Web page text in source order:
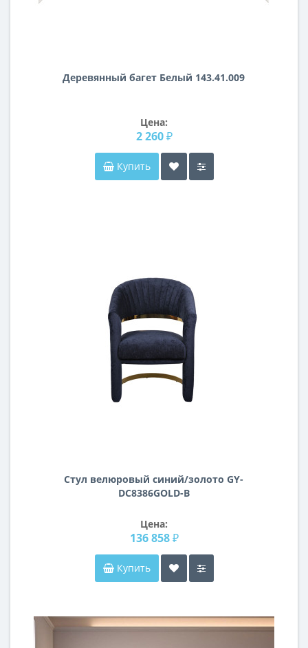
Деревянный багет Белый 143.41.009
Цена:
2 260 ₽
Купить
Стул велюровый синий/золото GY-
DC8386GOLD-B
Цена:
136 858 ₽
Купить